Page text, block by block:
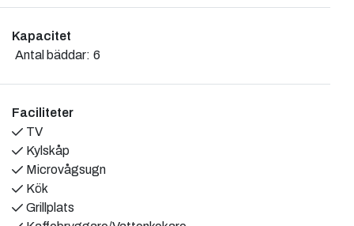
Kapacitet
Antal bäddar: 6
Faciliteter
TV
Kylskåp
Microvågsugn
Kök
Grillplats